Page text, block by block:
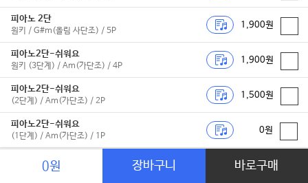
피아노 2단
원키 / G#m(올림 사단조) / 5P
1,900원
피아노2단-쉬워요
원키 (3단계) / Am(가단조) / 4P
1,900원
피아노2단-쉬워요
(2단계) / Am(가단조) / 2P
1,500원
피아노2단-쉬워요
(1단계) / Am(가단조) / 1P
0원
원키 (연탄곡) / G#m(올림 사단조) / 9P
2,700원
0원 장바구니 바로구매